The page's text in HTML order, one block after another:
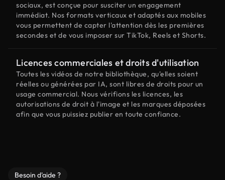
sociaux, est conçue pour susciter un engagement
immédiat. Nos formats verticaux et adaptés aux mobiles
vous permettent de capter l'attention dès les premières
secondes et de vous imposer sur TikTok, Reels et Shorts.
Licences commerciales et droits d'utilisation
Toutes les vidéos de notre bibliothèque, qu'elles soient
réelles ou générées par IA, sont libres de droits pour un
usage commercial. Nous vérifions les licences, les
autorisations de droit à l'image et les marques déposées
afin que vous puissiez publier en toute confiance.
Besoin d'aide ?